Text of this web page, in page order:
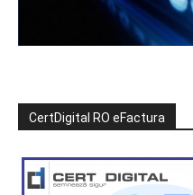
CertDigital RO eFactura